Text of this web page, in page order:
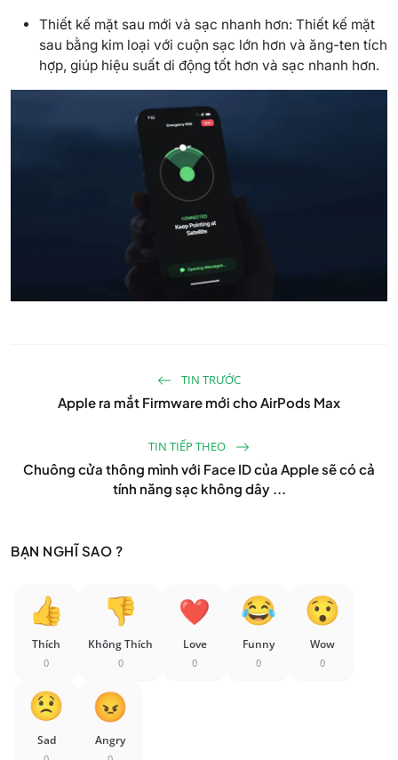
Thiết kế mặt sau mới và sạc nhanh hơn: Thiết kế mặt
sau bằng kim loại với cuộn sạc lớn hơn và ăng-ten tích
hợp, giúp hiệu suất di động tốt hơn và sạc nhanh hơn.
TIN TRƯỚC
Apple ra mắt Firmware mới cho AirPods Max
TIN TIẾP THEO
Chuông cửa thông mình với Face ID của Apple sẽ có cả
tính năng sạc không dây ...
BẠN NGHĨ SAO ?
Thích
0
Không Thích
0
Love
0
Funny
0
Wow
0
Sad Angry